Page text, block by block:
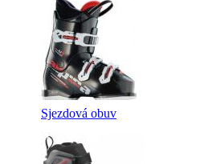
Sjezdová obuv